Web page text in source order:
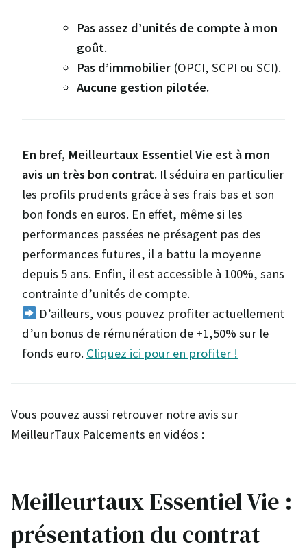
Pas assez d’unités de compte à mon
goût.
Pas d’immobilier (OPCI, SCPI ou SCI).
Aucune gestion pilotée.
En bref, Meilleurtaux Essentiel Vie est à mon
avis un très bon contrat. Il séduira en particulier
les profils prudents grâce à ses frais bas et son
bon fonds en euros. En effet, même si les
performances passées ne présagent pas des
performances futures, il a battu la moyenne
depuis 5 ans. Enfin, il est accessible à 100%, sans
contrainte d’unités de compte.
D’ailleurs, vous pouvez profiter actuellement
d’un bonus de rémunération de +1,50% sur le
fonds euro. Cliquez ici pour en profiter !
Vous pouvez aussi retrouver notre avis sur
MeilleurTaux Palcements en vidéos :
Meilleurtaux Essentiel Vie :
présentation du contrat